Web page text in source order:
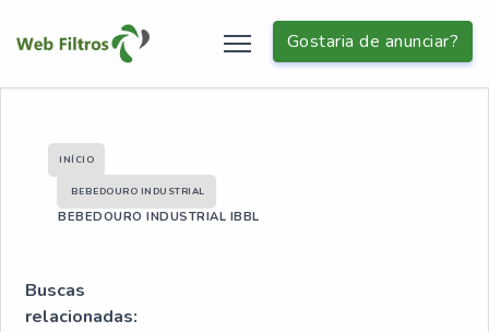
Gostaria de anunciar?
INÍCIO
BEBEDOURO INDUSTRIAL
BEBEDOURO INDUSTRIAL IBBL
Buscas
relacionadas: